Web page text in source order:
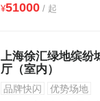
¥51000/ 起
上海徐汇绿地缤纷
厅（室内）
品牌快闪 优势场地